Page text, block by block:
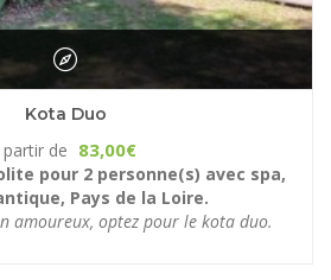
Kota Duo
partir de 83,00€
pour 2 personne(s) avec spa,
Pays de la Loire.
amoureux, optez pour le kota duo.